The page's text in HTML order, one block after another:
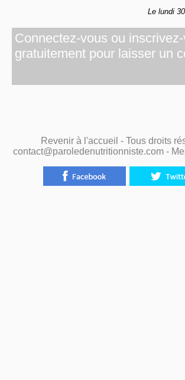
Le lundi
Connectez-vous ou
gratuitement pour laisser un
Revenir à l'accueil - Tous droits
contact@paroledenutritionniste.com -